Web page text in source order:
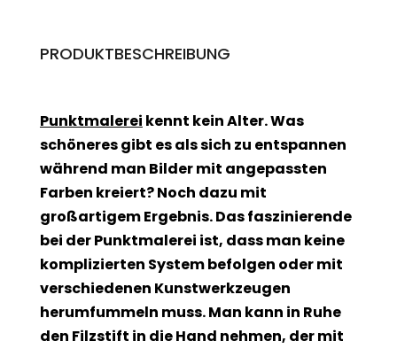
PRODUKTBESCHREIBUNG
Punktmalerei kennt kein Alter. Was
schöneres gibt es als sich zu entspannen
während man Bilder mit angepassten
Farben kreiert? Noch dazu mit
großartigem Ergebnis. Das faszinierende
bei der Punktmalerei ist, dass man keine
komplizierten System befolgen oder mit
verschiedenen Kunstwerkzeugen
herumfummeln muss. Man kann in Ruhe
den Filzstift in die Hand nehmen, der mit